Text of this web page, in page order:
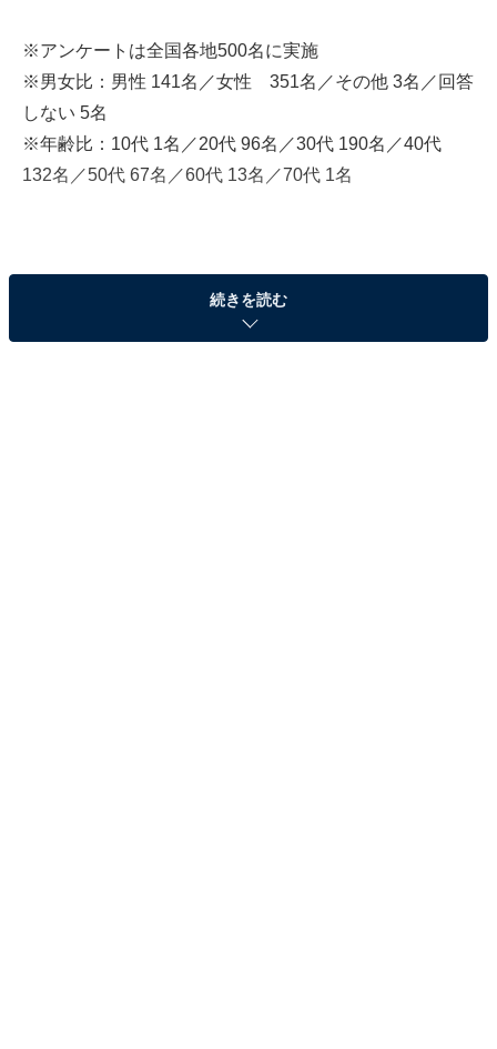
※アンケートは全国各地500名に実施
※男女比：男性 141名／女性 351名／その他 3名／回答
しない 5名
※年齢比：10代 1名／20代 96名／30代 190名／40代
132名／50代 67名／60代 13名／70代 1名
続きを読む